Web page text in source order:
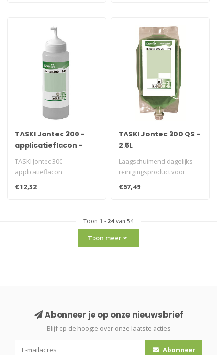
TASKI Jontec 300 -
applicatieflacon -
TASKI Jontec 300 -
applicatieflacon
€12,32
TASKI Jontec 300 QS -
2.5L
Laagschuimend dagelijks
reinigingsproduct voor
waterbestendige vloeren.
€67,49
Toon 1 - 24van 54
Toon meer
Abonneer je op onze nieuwsbrief
Blijf op de hoogte over onze laatste acties
Abonneer